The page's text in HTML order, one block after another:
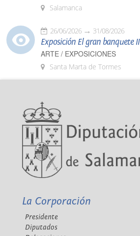
Salamanca
26/06/2026 31/08/2026
Exposición El gran banquete II
ARTE / EXPOSICIONES
Santa Marta de Tormes
La Corporación
Presidente
Diputados